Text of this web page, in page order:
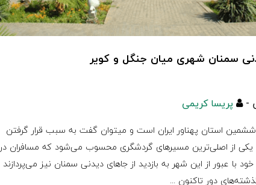
سمنان شهری میان جنگل و کویر
پریسا کریمی
استان پهناور ایران است و میتوان گفت به سبب قرار گرفتن
یکی از اصلی‌ترین مسیرهای گردشگری محسوب می‌شود که مسافران در
با عبور از این شهر به بازدید از جاهای دیدنی سمنان نیز می‌پردازند
دور تاکنون ...